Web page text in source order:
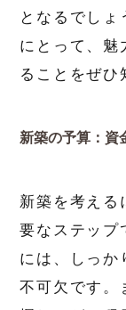
となるでしょ
にとって、魅
ることをぜひ
新築の予算：資
新築を考える
要なステップ
には、しっか
不可欠です。